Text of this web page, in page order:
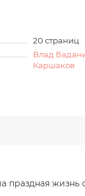
20 страниц
Влад
Каршаков
праздная